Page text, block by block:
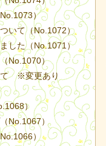
）
いて（No.1072）
した（No.1071）
No.1070）
て ※変更あり
）
No.1067）
）